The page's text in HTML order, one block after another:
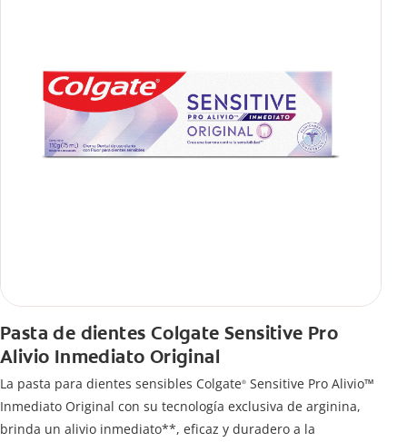
Pasta de dientes Colgate Sensitive Pro
Alivio Inmediato Original
La pasta para dientes sensibles Colgate® Sensitive Pro Alivio™
Inmediato Original con su tecnología exclusiva de arginina,
brinda un alivio inmediato**, eficaz y duradero a la